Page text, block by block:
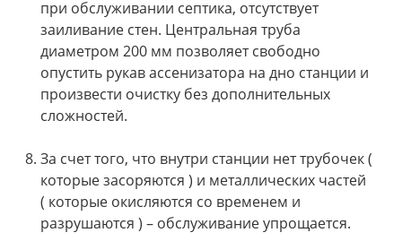
при обслуживании септика, отсутствует
заиливание стен. Центральная труба
диаметром 200 мм позволяет свободно
опустить рукав ассенизатора на дно станции и
произвести очистку без дополнительных
сложностей.
За счет того, что внутри станции нет трубочек (
которые засоряются ) и металлических частей
( которые окисляются со временем и
разрушаются ) – обслуживание упрощается.